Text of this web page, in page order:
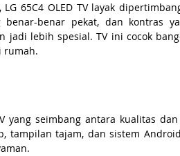
65C4 OLED TV layak
benar-benar pekat, dan kontras
jadi lebih spesial. TV ini cocok
rumah.
seimbang antara kualitas dan
tampilan tajam, dan sistem